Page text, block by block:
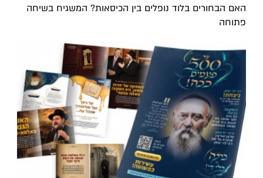
האם הבחורים בלוד נופלים בין הכיסאות? המשגיח בשיחה
פתוחה